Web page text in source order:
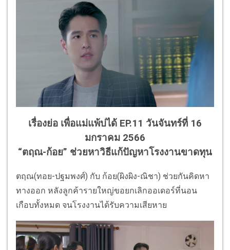
เรื่องย่อ เพื่อแม่แพ้บ่ได้ EP.11 วันจันทร์ที่ 16
มกราคม 2566
“ตฤณ-ก้อย” ช่วยหาวิธีแก้ปัญหาโรงงานขาดทุน
ตฤณ(ทอย-ปฐมพงศ์) กับ ก้อย(ผิงผิง-ณิชา) ช่วยกันคิดหา
ทางออก หลังลูกค้ารายใหญ่ขอยกเลิกออเดอร์ที่นอน
เกือบทั้งหมด จนโรงงานได้รับความเสียหาย